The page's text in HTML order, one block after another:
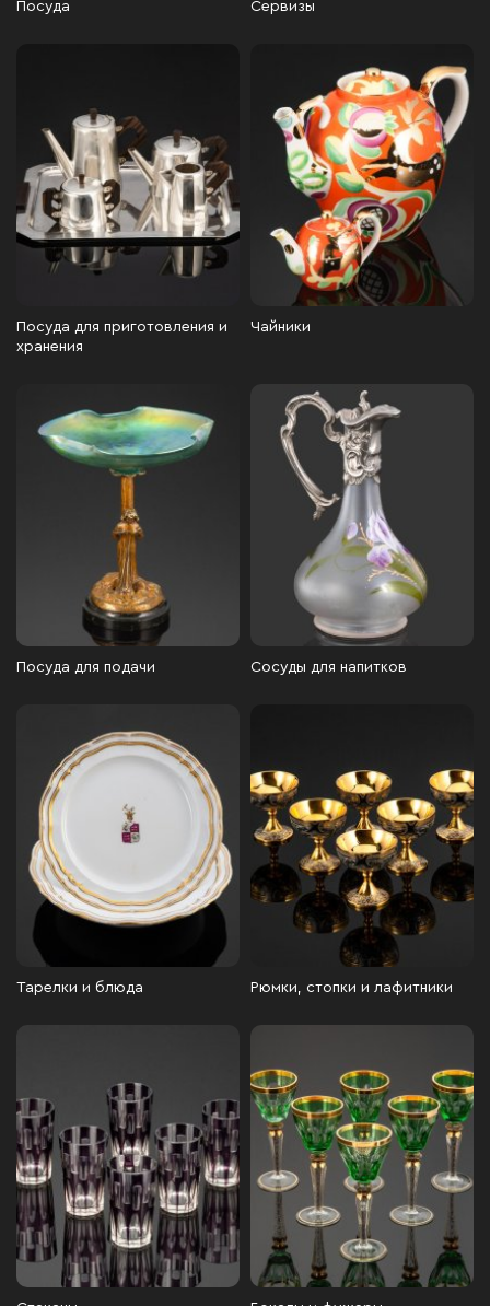
Посуда Сервизы
Посуда для приготовления и
хранения
Чайники
Посуда для подачи Сосуды для напитков
Тарелки и блюда Рюмки, стопки и лафитники